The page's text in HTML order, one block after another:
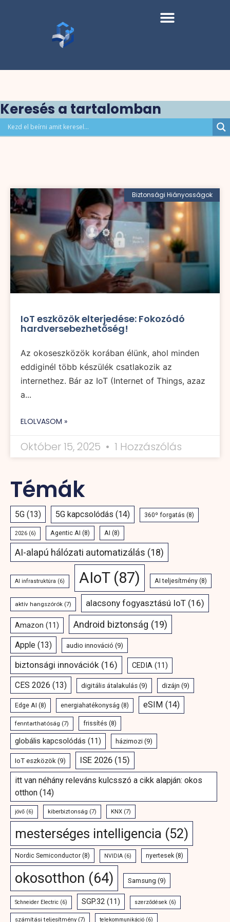
Keresés a tartalomban
Biztonsági Hiányosságok
IoT eszközök elterjedése: Fokozódó
hardversebezhetőség!
Az okoseszközök korában élünk, ahol minden
eddiginél több készülék csatlakozik az
internethez. Bár az IoT (Internet of Things, azaz
a...
ELOLVASOM »
Október 15, 2025 1 Hozzászólás
Témák
5G (13) 5G kapcsolódás (14) 360º forgatás (8)
2026 (6) Agentic AI (8) AI (8)
AI-alapú hálózati automatizálás (18)
AI infrastruktúra (6) AIoT(87) AI teljesítmény (8)
aktív hangszórók (7) alacsony fogyasztású IoT (16)
Amazon (11) Android biztonság (19)
Apple (13) audio innováció (9)
biztonsági innovációk (16) CEDIA (11)
CES 2026 (13) digitális átalakulás (9) dizájn (9)
Edge AI (8) energiahatékonyság (8) eSIM (14)
fenntarthatóság (7) frissítés (8)
globális kapcsolódás (11) házimozi (9)
IoT eszközök (9) ISE 2026 (15)
itt van néhány releváns kulcsszó a cikk alapján: okos
otthon (14)
jövő (6) kiberbiztonság (7) KNX (7)
mesterséges intelligencia (52)
Nordic Semiconductor (8) NVIDIA (6) nyertesek (8)
okosotthon (64) Samsung (9)
Schneider Electric (6) SGP.32 (11) szerződések (6)
számítási teljesítmény(7) telekommunikáció (6)